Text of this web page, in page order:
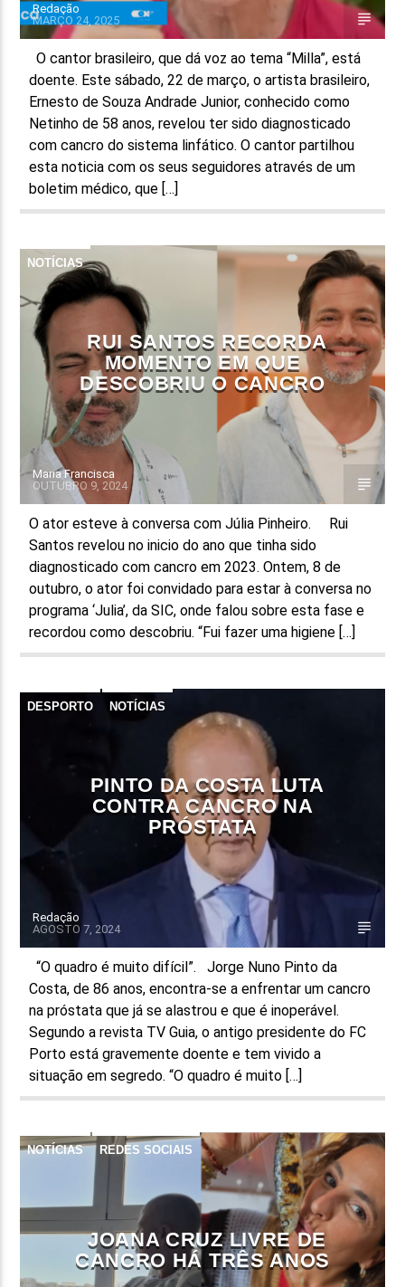
Redação
MARÇO 24, 2025
O cantor brasileiro, que dá voz ao tema “Milla”, está
doente. Este sábado, 22 de março, o artista brasileiro,
Ernesto de Souza Andrade Junior, conhecido como
Netinho de 58 anos, revelou ter sido diagnosticado
com cancro do sistema linfático. O cantor partilhou
esta noticia com os seus seguidores através de um
boletim médico, que […]
NOTÍCIAS
RUI SANTOS RECORDA
MOMENTO EM QUE
DESCOBRIU O CANCRO
Maria Francisca
OUTUBRO 9, 2024
O ator esteve à conversa com Júlia Pinheiro. Rui
Santos revelou no inicio do ano que tinha sido
diagnosticado com cancro em 2023. Ontem, 8 de
outubro, o ator foi convidado para estar à conversa no
programa ‘Julia’, da SIC, onde falou sobre esta fase e
recordou como descobriu. “Fui fazer uma higiene […]
DESPORTO NOTÍCIAS
PINTO DA COSTA LUTA
CONTRA CANCRO NA
PRÓSTATA
Redação
AGOSTO 7, 2024
“O quadro é muito difícil”. Jorge Nuno Pinto da
Costa, de 86 anos, encontra-se a enfrentar um cancro
na próstata que já se alastrou e que é inoperável.
Segundo a revista TV Guia, o antigo presidente do FC
Porto está gravemente doente e tem vivido a
situação em segredo. “O quadro é muito […]
NOTÍCIAS REDES SOCIAIS
JOANA CRUZ LIVRE DE
CANCRO HÁ TRÊS ANOS